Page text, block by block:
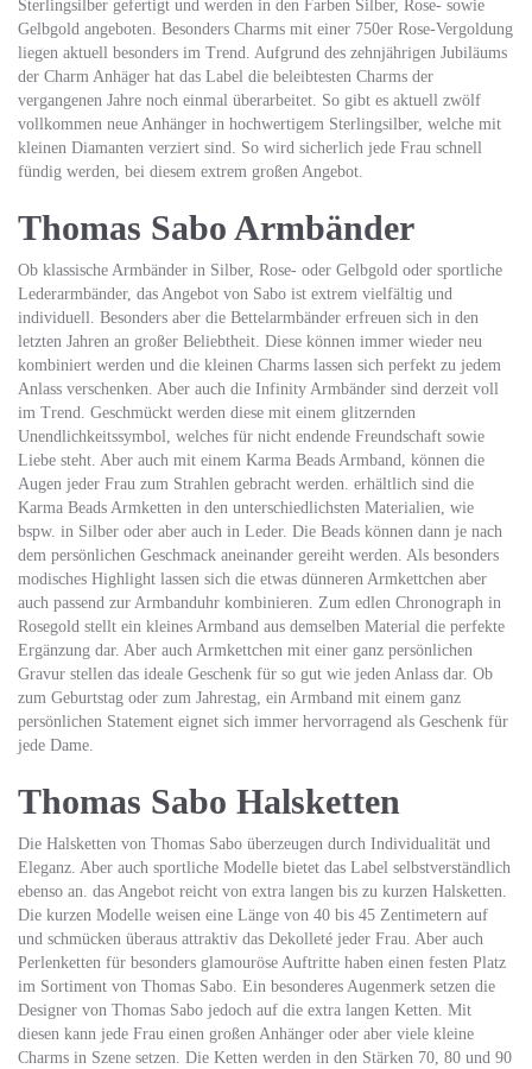
Sterlingsilber gefertigt und werden in den Farben Silber, Rose- sowie
Gelbgold angeboten. Besonders Charms mit einer 750er Rose-Vergoldung
liegen aktuell besonders im Trend. Aufgrund des zehnjährigen Jubiläums
der Charm Anhäger hat das Label die beleibtesten Charms der
vergangenen Jahre noch einmal überarbeitet. So gibt es aktuell zwölf
vollkommen neue Anhänger in hochwertigem Sterlingsilber, welche mit
kleinen Diamanten verziert sind. So wird sicherlich jede Frau schnell
fündig werden, bei diesem extrem großen Angebot.
Thomas Sabo Armbänder
Ob klassische Armbänder in Silber, Rose- oder Gelbgold oder sportliche
Lederarmbänder, das Angebot von Sabo ist extrem vielfältig und
individuell. Besonders aber die Bettelarmbänder erfreuen sich in den
letzten Jahren an großer Beliebtheit. Diese können immer wieder neu
kombiniert werden und die kleinen Charms lassen sich perfekt zu jedem
Anlass verschenken. Aber auch die Infinity Armbänder sind derzeit voll
im Trend. Geschmückt werden diese mit einem glitzernden
Unendlichkeitssymbol, welches für nicht endende Freundschaft sowie
Liebe steht. Aber auch mit einem Karma Beads Armband, können die
Augen jeder Frau zum Strahlen gebracht werden. erhältlich sind die
Karma Beads Armketten in den unterschiedlichsten Materialien, wie
bspw. in Silber oder aber auch in Leder. Die Beads können dann je nach
dem persönlichen Geschmack aneinander gereiht werden. Als besonders
modisches Highlight lassen sich die etwas dünneren Armkettchen aber
auch passend zur Armbanduhr kombinieren. Zum edlen Chronograph in
Rosegold stellt ein kleines Armband aus demselben Material die perfekte
Ergänzung dar. Aber auch Armkettchen mit einer ganz persönlichen
Gravur stellen das ideale Geschenk für so gut wie jeden Anlass dar. Ob
zum Geburtstag oder zum Jahrestag, ein Armband mit einem ganz
persönlichen Statement eignet sich immer hervorragend als Geschenk für
jede Dame.
Thomas Sabo Halsketten
Die Halsketten von Thomas Sabo überzeugen durch Individualität und
Eleganz. Aber auch sportliche Modelle bietet das Label selbstverständlich
ebenso an. das Angebot reicht von extra langen bis zu kurzen Halsketten.
Die kurzen Modelle weisen eine Länge von 40 bis 45 Zentimetern auf
und schmücken überaus attraktiv das Dekolleté jeder Frau. Aber auch
Perlenketten für besonders glamouröse Auftritte haben einen festen Platz
im Sortiment von Thomas Sabo. Ein besonderes Augenmerk setzen die
Designer von Thomas Sabo jedoch auf die extra langen Ketten. Mit
diesen kann jede Frau einen großen Anhänger oder aber viele kleine
Charms in Szene setzen. Die Ketten werden in den Stärken 70, 80 und 90